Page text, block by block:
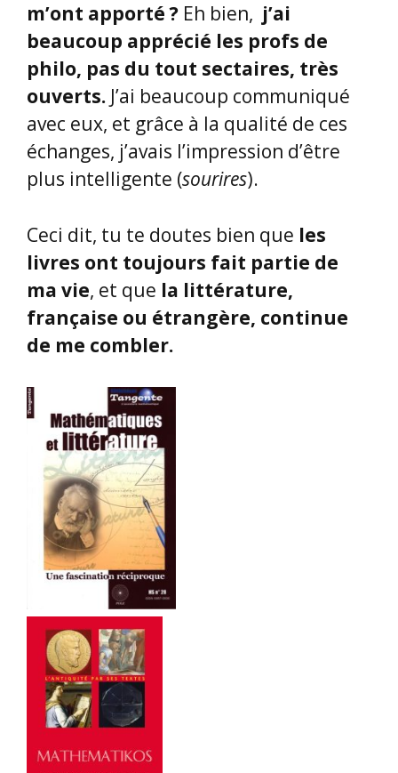
m’ont apporté ? Eh bien, j’ai
beaucoup apprécié les profs de
philo, pas du tout sectaires, très
ouverts. J’ai beaucoup communiqué
avec eux, et grâce à la qualité de ces
échanges, j’avais l’impression d’être
plus intelligente (sourires).
Ceci dit, tu te doutes bien que les
livres ont toujours fait partie de
ma vie, et que la littérature,
française ou étrangère, continue
de me combler.